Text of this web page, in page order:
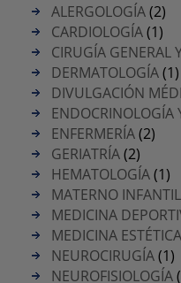
ALERGOLOGÍA(2)
CARDIOLOGÍA(1)
CIRUGÍA GENERAL
DERMATOLOGÍA(1)
DIVULGACIÓN
ENDOCRINOLOGÍA
ENFERMERÍA(2)
GERIATRÍA(2)
HEMATOLOGÍA(1)
MATERNO INFANTIL
MEDICINA
MEDICINA
NEUROCIRUGÍA(1)
NEUROFISIOLOGÍA